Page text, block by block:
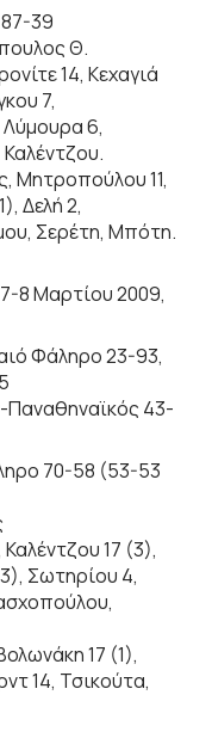
39
Θ.
14, Κεχαγιά
7,
Λύμουρα 6,
Μητροπούλου 11,
Δελή 2,
Σερέτη, Μπότη.
8 Μαρτίου 2009,
Φάληρο 23-93,
Παναθηναϊκός 43-
70-58 (53-53
17 (3),
Σωτηρίου 4,
17 (1),
14, Τσικούτα,